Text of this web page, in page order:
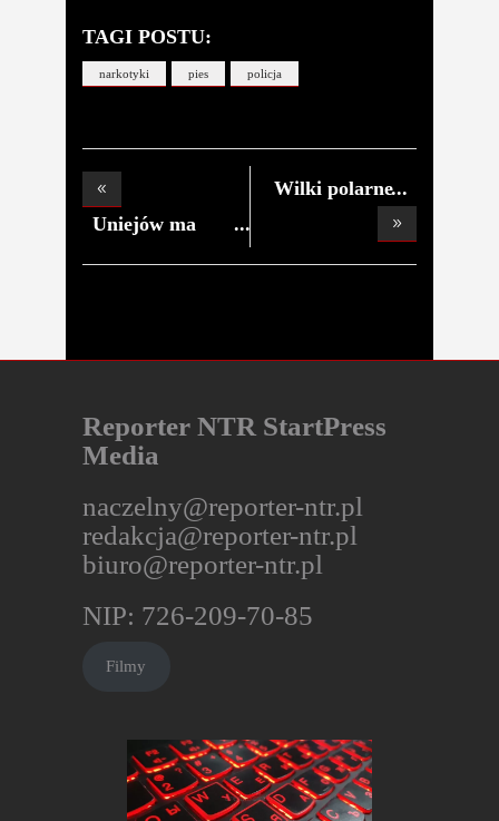
TAGI POSTU:
narkotyki pies policja
Uniejów ma
nową at
Wilki polarne
Reporter NTR StartPress
Media
naczelny@reporter-ntr.pl
redakcja@reporter-ntr.pl
biuro@reporter-ntr.pl
NIP: 726-209-70-85
Filmy